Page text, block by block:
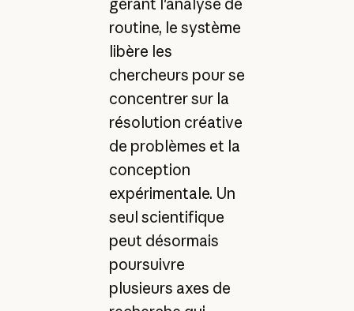
gérant l'analyse de
routine, le système
libère les
chercheurs pour se
concentrer sur la
résolution créative
de problèmes et la
conception
expérimentale. Un
seul scientifique
peut désormais
poursuivre
plusieurs axes de